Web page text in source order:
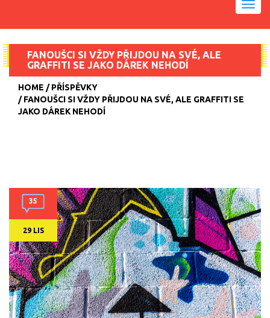
FANOUŠCI SI VŽDY PŘIJDOU NA SVÉ, ALE
GRAFFITI SE JAKO DÁREK NEHODÍ
HOME
PŘÍSPĚVKY
FANOUŠCI SI VŽDY PŘIJDOU NA SVÉ, ALE GRAFFITI SE
JAKO DÁREK NEHODÍ
35
29 LIS